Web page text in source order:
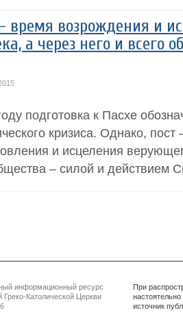
время возрождения и
а через него и всего
подготовка к Пасхе
кризиса. Однако,
и исцеления
– силой и действием
информационный ресурс
Греко-Католической Церкви
При
источник